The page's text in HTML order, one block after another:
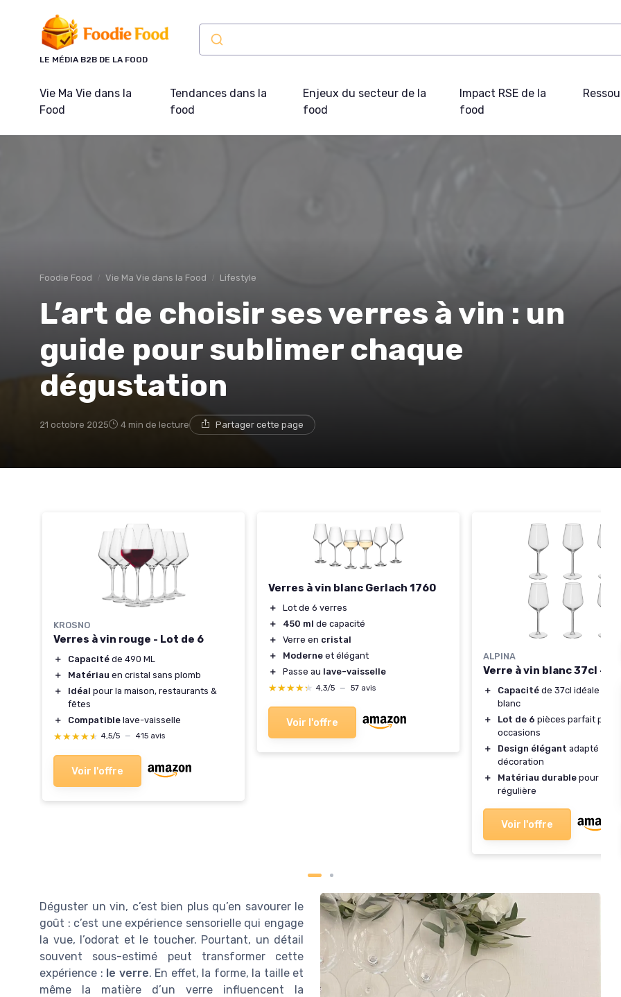
LE MÉDIA B2B DE LA FOOD
Vie Ma Vie dans la
Food
Tendances dans la
food
Enjeux du secteur de la
food
Impact RSE de la
food
Foodie Food Vie Ma Vie dans la Food Lifestyle
L’art de choisir ses verres à vin : un
guide pour sublimer chaque
dégustation
21 octobre 2025 4 min de lecture Partager cette page
KROSNO
Verres à vin rouge - Lot de 6
＋ Capacité de 490 ML
＋
Matériau en cristal sans plomb
＋
Idéal pour la maison, restaurants &
fêtes
＋
Compatible lave-vaisselle
★★★★★
★★★★★ 4,5/5 — 415 avis
Voir l'offre
Verres à vin blanc Gerlach 1760
＋
Lot de 6 verres
＋
450 ml de capacité
＋
Verre en cristal
＋
Moderne et élégant
＋
Passe au lave-vaisselle
★★★★★
★★★★★ 4,3/5 — 57 avis
Voir l'offre
ALPINA
Verre à vin blanc 37cl - 6
＋ Capacité de 37cl idéale pour
blanc
＋
Lot de 6 pièces parfait pour
occasions
＋
Design élégant adapté à
décoration
＋
Matériau durable pour une
régulière
Voir l'offre
Déguster un vin, c’est bien plus qu’en savourer le
goût : c’est une expérience sensorielle qui engage
la vue, l’odorat et le toucher. Pourtant, un détail
souvent sous-estimé peut transformer cette
expérience : le verre. En effet, la forme, la taille et
même la matière d’un verre influencent la